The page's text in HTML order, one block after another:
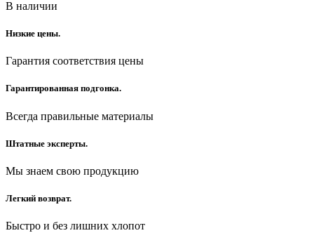
В наличии
Низкие цены.
Гарантия соответствия цены
Гарантированная подгонка.
Всегда правильные материалы
Штатные эксперты.
Мы знаем свою продукцию
Легкий возврат.
Быстро и без лишних хлопот